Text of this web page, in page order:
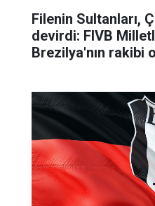
Filenin Sultanları,
devirdi: FIVB
Brezilya'nın rakibi